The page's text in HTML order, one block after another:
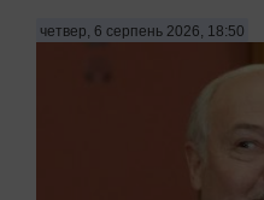
четвер, 6 серпень 2026, 18:50